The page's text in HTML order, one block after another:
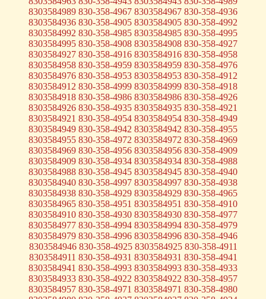
8303584989 830-358-4967 8303584967 830-358-4936
8303584936 830-358-4905 8303584905 830-358-4992
8303584992 830-358-4985 8303584985 830-358-4995
8303584995 830-358-4908 8303584908 830-358-4927
8303584927 830-358-4916 8303584916 830-358-4958
8303584958 830-358-4959 8303584959 830-358-4976
8303584976 830-358-4953 8303584953 830-358-4912
8303584912 830-358-4999 8303584999 830-358-4918
8303584918 830-358-4986 8303584986 830-358-4926
8303584926 830-358-4935 8303584935 830-358-4921
8303584921 830-358-4954 8303584954 830-358-4949
8303584949 830-358-4942 8303584942 830-358-4955
8303584955 830-358-4972 8303584972 830-358-4969
8303584969 830-358-4956 8303584956 830-358-4909
8303584909 830-358-4934 8303584934 830-358-4988
8303584988 830-358-4945 8303584945 830-358-4940
8303584940 830-358-4997 8303584997 830-358-4938
8303584938 830-358-4929 8303584929 830-358-4965
8303584965 830-358-4951 8303584951 830-358-4910
8303584910 830-358-4930 8303584930 830-358-4977
8303584977 830-358-4994 8303584994 830-358-4979
8303584979 830-358-4996 8303584996 830-358-4946
8303584946 830-358-4925 8303584925 830-358-4911
8303584911 830-358-4931 8303584931 830-358-4941
8303584941 830-358-4993 8303584993 830-358-4933
8303584933 830-358-4922 8303584922 830-358-4957
8303584957 830-358-4971 8303584971 830-358-4980